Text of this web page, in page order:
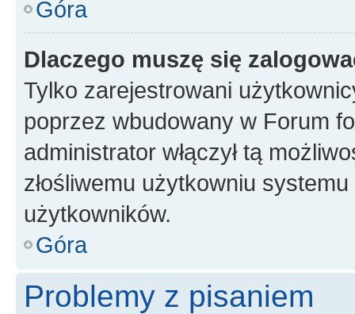
Góra
Dlaczego muszę się
Tylko zarejestrowani
poprzez wbudowany w Forum
administrator włączył tą
złośliwemu użytkowniu
użytkowników.
Góra
Problemy z pisaniem